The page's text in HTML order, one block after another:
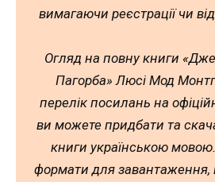
вимагаючи реєстрації чи
Огляд на повну книги
Пагорба» Люсі Мод
перелік посилань на
ви можете придбати та
книги українською мовою.
формати для завантаження,